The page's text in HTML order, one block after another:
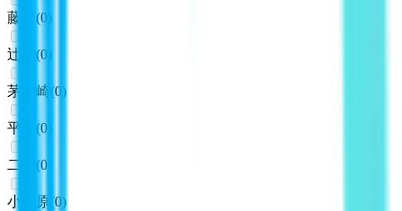
藤沢 (0 )
辻堂 (0
茅ケ崎 (0 )
平塚 (0
二宮 (0
小田原 (0)